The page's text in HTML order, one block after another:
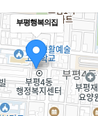
부평행복의집